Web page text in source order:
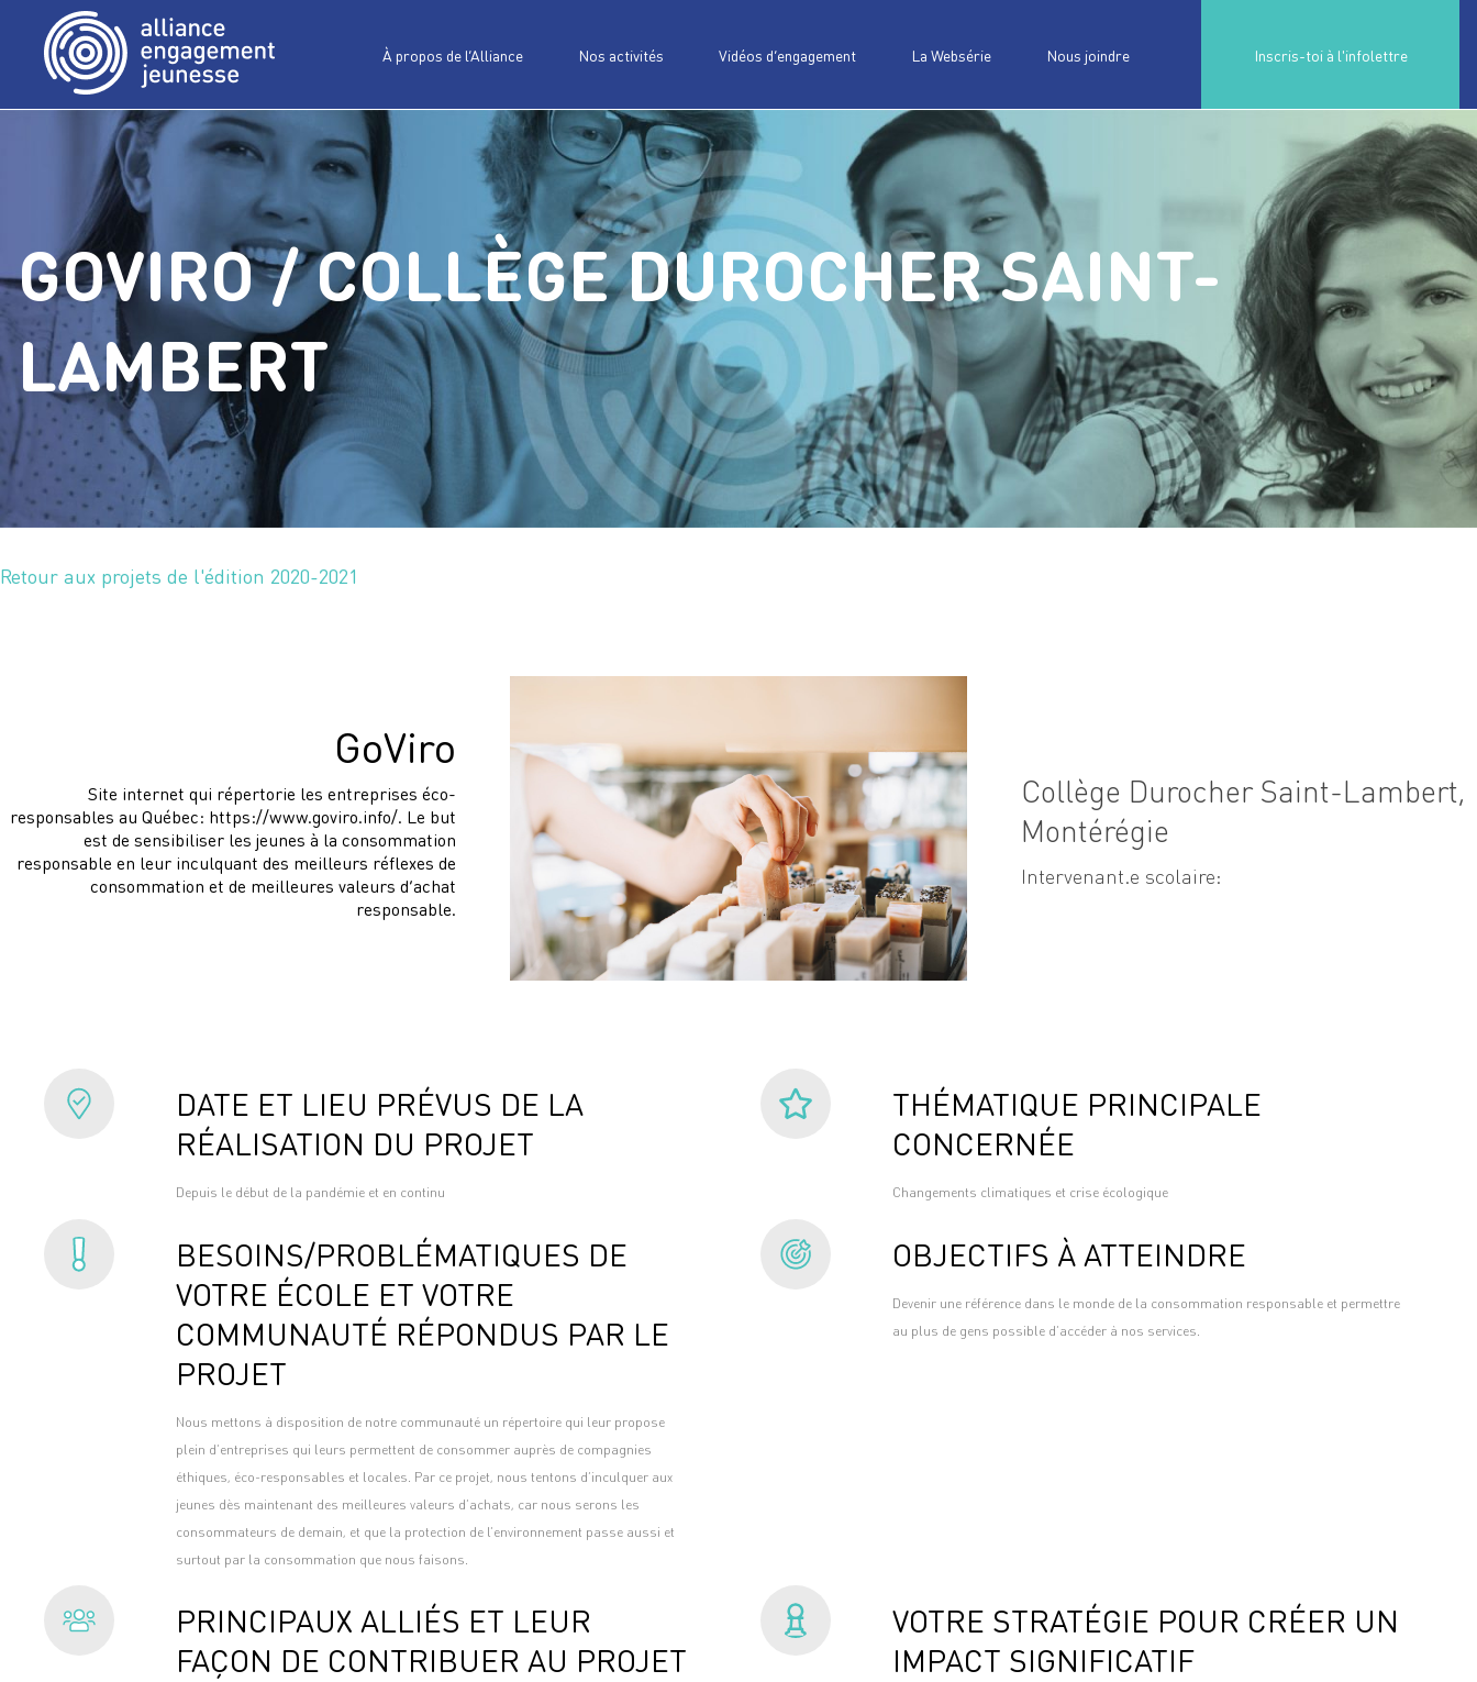
À propos de l’Alliance Nos activités Vidéos d’engagement La Websérie Nous joindre Inscris-toi à l'infolettre
GOVIRO / COLLÈGE DUROCHER SAINT-
LAMBERT
Retour aux projets de l'édition 2020-2021
GoViro
Site internet qui répertorie les entreprises éco-
responsables au Québec: https://www.goviro.info/. Le but
est de sensibiliser les jeunes à la consommation
responsable en leur inculquant des meilleurs réflexes de
consommation et de meilleures valeurs d’achat
responsable.
Collège Durocher Saint-Lambert,
Montérégie
Intervenant.e scolaire:
DATE ET LIEU PRÉVUS DE LA
RÉALISATION DU PROJET
Depuis le début de la pandémie et en continu
THÉMATIQUE PRINCIPALE
CONCERNÉE
Changements climatiques et crise écologique
BESOINS/PROBLÉMATIQUES DE
VOTRE ÉCOLE ET VOTRE
COMMUNAUTÉ RÉPONDUS PAR LE
PROJET
Nous mettons à disposition de notre communauté un répertoire qui leur propose
plein d’entreprises qui leurs permettent de consommer auprès de compagnies
éthiques, éco-responsables et locales. Par ce projet, nous tentons d’inculquer aux
jeunes dès maintenant des meilleures valeurs d’achats, car nous serons les
consommateurs de demain, et que la protection de l’environnement passe aussi et
surtout par la consommation que nous faisons.
OBJECTIFS À ATTEINDRE
Devenir une référence dans le monde de la consommation responsable et permettre
au plus de gens possible d’accéder à nos services.
PRINCIPAUX ALLIÉS ET LEUR
FAÇON DE CONTRIBUER AU PROJET
VOTRE STRATÉGIE POUR CRÉER UN
IMPACT SIGNIFICATIF